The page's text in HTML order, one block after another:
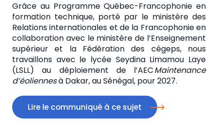
Grâce au Programme Québec-Francophonie en
formation technique, porté par le ministère des
Relations internationales et de la Francophonie en
collaboration avec le ministère de l’Enseignement
supérieur et la Fédération des cégeps, nous
travaillons avec le lycée Seydina Limamou Laye
(LSLL) au déploiement de l’AECMaintenance
d’éoliennesà Dakar, au Sénégal, pour 2027.
Lire le communiqué à ce sujet